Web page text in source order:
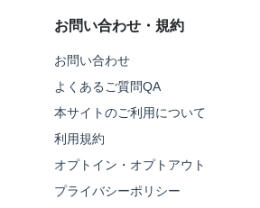
お問い合わせ・規約
お問い合わせ
よくあるご質問QA
本サイトのご利用について
利用規約
オプトイン・オプトアウト
プライバシーポリシー